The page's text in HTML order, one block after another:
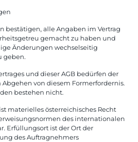
bestätigen, alle Angaben im Vertrag
gemacht zu haben und
Änderungen wechselseitig
geben.
und dieser AGB bedürfen der
von diesem Formerfordernis.
bestehen nicht.
materielles österreichisches Recht
des internationalen
Erfüllungsort ist der Ort der
des Auftragnehmers